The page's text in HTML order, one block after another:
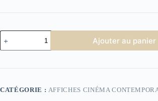
quantité
de
Affiche
E.T.
Terrestre
Ajouter au panier
CATÉGORIE : AFFICHES CINÉMA